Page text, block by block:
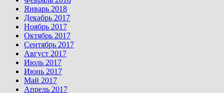
Январь 2018
Декабрь 2017
Ноябрь 2017
Октябрь 2017
Сентябрь 2017
Август 2017
Июль 2017
Июнь 2017
Май 2017
Апрель 2017